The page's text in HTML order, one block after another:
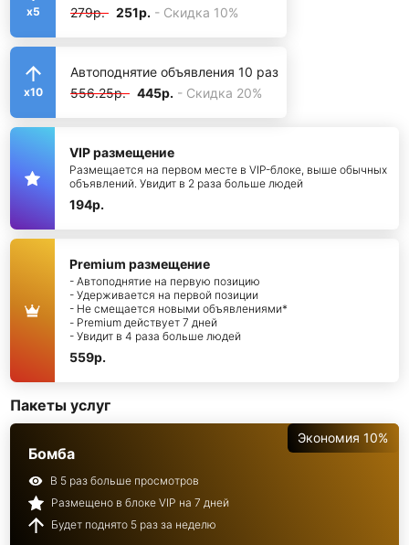
x5
279р. 251р. - Скидка 10%
x10
Автоподнятие объявления 10 раз
556.25р. 445р. - Скидка 20%
VIP размещение
Размещается на первом месте в VIP-блоке, выше обычных
объявлений. Увидит в 2 раза больше людей
194р.
Premium размещение
- Автоподнятие на первую позицию
- Удерживается на первой позиции
- Не смещается новыми объявлениями*
- Premium действует 7 дней
- Увидит в 4 раза больше людей
559р.
Пакеты услуг
Экономия 10%
Бомба
В 5 раз больше просмотров
Размещено в блоке VIP на 7 дней
Будет поднято 5 раз за неделю